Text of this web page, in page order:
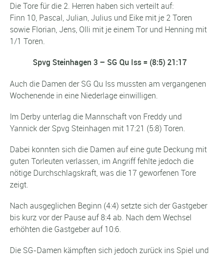
Die Tore für die 2. Herren haben sich verteilt auf:
Finn 10, Pascal, Julian, Julius und Eike mit je 2 Toren
sowie Florian, Jens, Olli mit je einem Tor und Henning mit
1/1 Toren.
Spvg Steinhagen 3 – SG Qu Iss = (8:5) 21:17
Auch die Damen der SG Qu Iss mussten am vergangenen
Wochenende in eine Niederlage einwilligen.
Im Derby unterlag die Mannschaft von Freddy und
Yannick der Spvg Steinhagen mit 17:21 (5:8) Toren.
Dabei konnten sich die Damen auf eine gute Deckung mit
guten Torleuten verlassen, im Angriff fehlte jedoch die
nötige Durchschlagskraft, was die 17 geworfenen Tore
zeigt.
Nach ausgeglichen Beginn (4:4) setzte sich der Gastgeber
bis kurz vor der Pause auf 8:4 ab. Nach dem Wechsel
erhöhten die Gastgeber auf 10:6.
Die SG-Damen kämpften sich jedoch zurück ins Spiel und